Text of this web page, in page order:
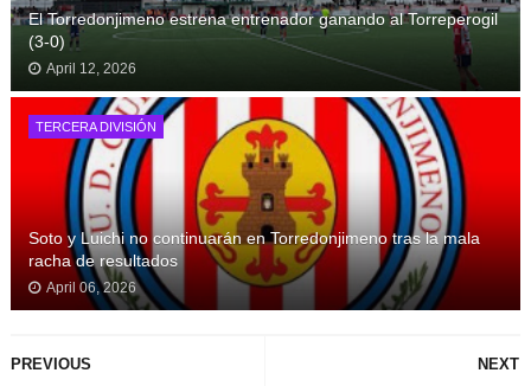
El Torredonjimeno estrena entrenador ganando al Torreperogil
(3-0)
April 12, 2026
TERCERA DIVISIÓN
Soto y Luichi no continuarán en Torredonjimeno tras la mala
racha de resultados
April 06, 2026
NEXT
PREVIOUS